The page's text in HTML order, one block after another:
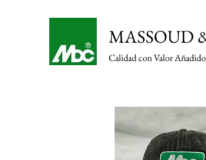
MASSOUD
Calidad con Valor